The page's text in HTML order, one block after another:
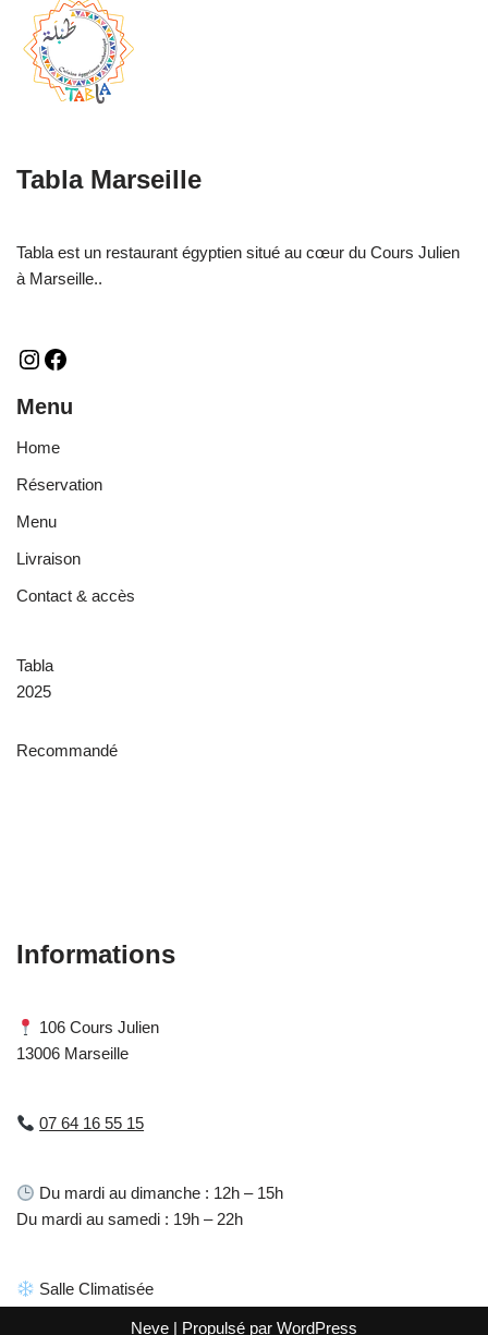
Tabla Marseille
Tabla est un restaurant égyptien situé au cœur du Cours Julien
à Marseille..
Menu
Home
Réservation
Menu
Livraison
Contact & accès
Tabla
2025
Recommandé
Informations
106 Cours Julien
13006 Marseille
07 64 16 55 15
Du mardi au dimanche : 12h – 15h
Du mardi au samedi : 19h – 22h
Salle Climatisée
Neve | Propulsé par WordPress